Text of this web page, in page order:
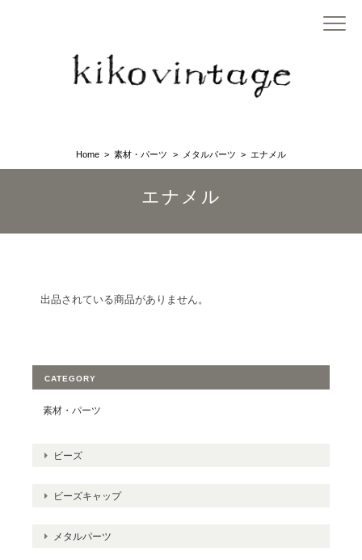
Home 素材・パーツ メタルパーツ エナメル
エナメル
出品されている商品がありません。
CATEGORY
素材・パーツ
ビーズ
ビーズキャップ
メタルパーツ